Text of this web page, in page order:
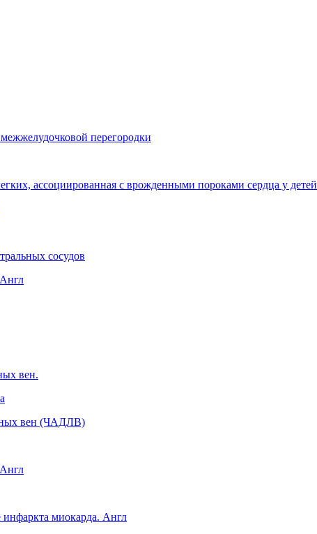
перегородки
ассоциированная с врожденными пороками сердца у детей
сосудов
вен.
вен (ЧАДЛВ)
инфаркта миокарда. Англ